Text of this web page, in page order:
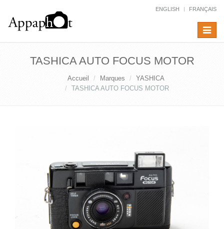
ENGLISH FRANÇAIS
Toggle
TASHICA AUTO FOCUS MOTOR
Accueil Marques
YASHICA
TASHICA AUTO FOCUS MOTOR